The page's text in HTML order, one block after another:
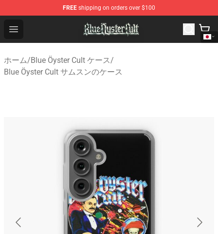
FREE shipping on orders over $100
Open menu
Blue Öyster Cult Store - Official Blue Öyster Cult
ホーム/Blue Öyster Cult ケース/
Blue Öyster Cult サムスンのケース